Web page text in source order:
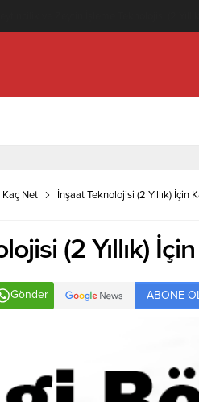
Net İnşaat Teknolojisi (2 Yıllık) İçin
(2 Yıllık)
Gönder ABONE